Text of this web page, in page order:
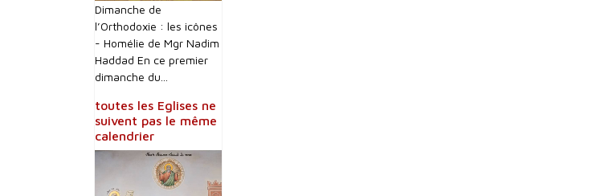
Dimanche de
l’Orthodoxie : les icônes
- Homélie de Mgr Nadim
Haddad En ce premier
dimanche du...
toutes les Eglises ne
suivent pas le même
calendrier